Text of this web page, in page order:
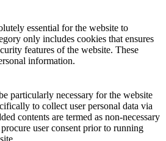
essential for the website to
only includes cookies that ensures
features of the website. These
information.
particularly necessary for the website
to collect user personal data via
contents are termed as non-necessary
user consent prior to running